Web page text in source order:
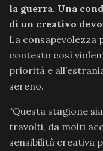
la guerra. Una
di un creativo
La consapevolezza
contesto così
priorità e
sereno.
“Questa stagione
travolti, da molti
sensibilità creativa